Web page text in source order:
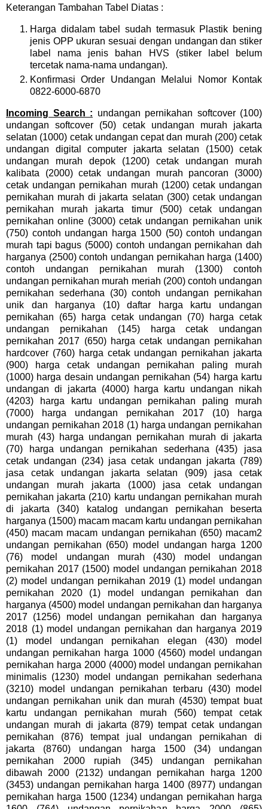
Keterangan Tambahan Tabel Diatas :
Harga didalam tabel sudah termasuk Plastik bening
jenis OPP ukuran sesuai dengan undangan dan stiker
label nama jenis bahan HVS (stiker label belum
tercetak nama-nama undangan).
Konfirmasi Order Undangan Melalui Nomor Kontak
0822-6000-6870
Incoming Search : undangan pernikahan softcover (100)
undangan softcover (50) cetak undangan murah jakarta
selatan (1000) cetak undangan cepat dan murah (200) cetak
undangan digital computer jakarta selatan (1500) cetak
undangan murah depok (1200) cetak undangan murah
kalibata (2000) cetak undangan murah pancoran (3000)
cetak undangan pernikahan murah (1200) cetak undangan
pernikahan murah di jakarta selatan (300) cetak undangan
pernikahan murah jakarta timur (500) cetak undangan
pernikahan online (3000) cetak undangan pernikahan unik
(750) contoh undangan harga 1500 (50) contoh undangan
murah tapi bagus (5000) contoh undangan pernikahan dah
harganya (2500) contoh undangan pernikahan harga (1400)
contoh undangan pernikahan murah (1300) contoh
undangan pernikahan murah meriah (200) contoh undangan
pernikahan sederhana (30) contoh undangan pernikahan
unik dan harganya (10) daftar harga kartu undangan
pernikahan (65) harga cetak undangan (70) harga cetak
undangan pernikahan (145) harga cetak undangan
pernikahan 2017 (650) harga cetak undangan pernikahan
hardcover (760) harga cetak undangan pernikahan jakarta
(900) harga cetak undangan pernikahan paling murah
(1000) harga desain undangan pernikahan (54) harga kartu
undangan di jakarta (4000) harga kartu undangan nikah
(4203) harga kartu undangan pernikahan paling murah
(7000) harga undangan pernikahan 2017 (10) harga
undangan pernikahan 2018 (1) harga undangan pernikahan
murah (43) harga undangan pernikahan murah di jakarta
(70) harga undangan pernikahan sederhana (435) jasa
cetak undangan (234) jasa cetak undangan jakarta (789)
jasa cetak undangan jakarta selatan (909) jasa cetak
undangan murah jakarta (1000) jasa cetak undangan
pernikahan jakarta (210) kartu undangan pernikahan murah
di jakarta (340) katalog undangan pernikahan beserta
harganya (1500) macam macam kartu undangan pernikahan
(450) macam macam undangan pernikahan (650) macam2
undangan pernikahan (650) model undangan harga 1200
(76) model undangan murah (430) model undangan
pernikahan 2017 (1500) model undangan pernikahan 2018
(2) model undangan pernikahan 2019 (1) model undangan
pernikahan 2020 (1) model undangan pernikahan dan
harganya (4500) model undangan pernikahan dan harganya
2017 (1256) model undangan pernikahan dan harganya
2018 (1) model undangan pernikahan dan harganya 2019
(1) model undangan pernikahan elegan (430) model
undangan pernikahan harga 1000 (4560) model undangan
pernikahan harga 2000 (4000) model undangan pernikahan
minimalis (1230) model undangan pernikahan sederhana
(3210) model undangan pernikahan terbaru (430) model
undangan pernikahan unik dan murah (4530) tempat buat
kartu undangan pernikahan murah (560) tempat cetak
undangan murah di jakarta (879) tempat cetak undangan
pernikahan (876) tempat jual undangan pernikahan di
jakarta (8760) undangan harga 1500 (34) undangan
pernikahan 2000 rupiah (345) undangan pernikahan
dibawah 2000 (2132) undangan pernikahan harga 1200
(3453) undangan pernikahan harga 1400 (8977) undangan
pernikahan harga 1500 (1234) undangan pernikahan harga